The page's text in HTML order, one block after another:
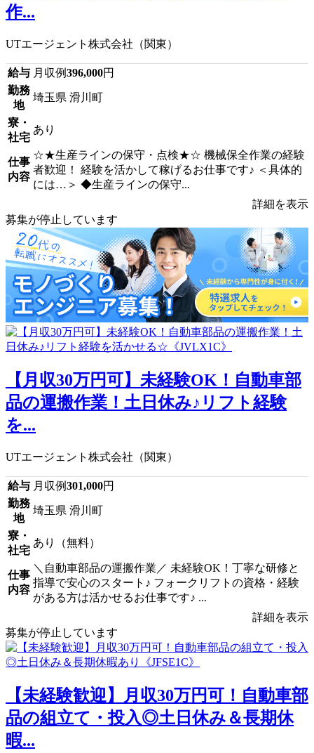
作...
UTエージェント株式会社（関東）
給与 月収例396,000円
勤務
地
埼玉県 滑川町
寮・
社宅
あり
仕事
内容
☆★生産ラインの保守・点検★☆ 機械保全作業の経験
者歓迎！ 経験を活かして稼げるお仕事です♪ ＜具体的
には…＞ ◆生産ラインの保守...
詳細を表示
募集が停止しています
【月収30万円可】未経験OK！自動車部
品の運搬作業！土日休み♪リフト経験
を...
UTエージェント株式会社（関東）
給与 月収例301,000円
勤務
地
埼玉県 滑川町
寮・
社宅
あり（無料）
仕事
内容
＼自動車部品の運搬作業／ 未経験OK！丁寧な研修と
指導で安心のスタート♪ フォークリフトの資格・経験
がある方は活かせるお仕事です♪ ...
詳細を表示
募集が停止しています
【未経験歓迎】月収30万円可！自動車部
品の組立て・投入◎土日休み＆長期休
暇...